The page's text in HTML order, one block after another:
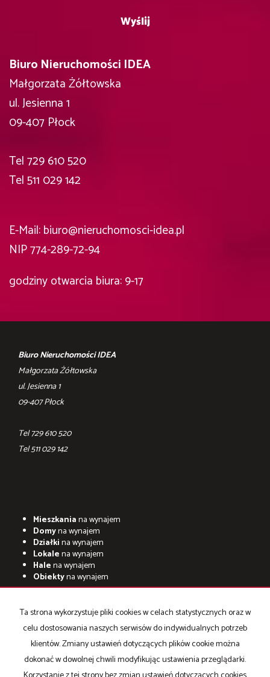
Biuro Nieruchomości IDEA
Małgorzata Żółtowska
ul. Jesienna 1
09-407 Płock
Tel 729 610 520
Tel ‎511 029 142
E-Mail: biuro@nieruchomosci-idea.pl
NIP 774-289-72-94
godziny otwarcia biura: 9-17
Biuro Nieruchomości IDEA
Małgorzata Żółtowska
ul. Jesienna 1
09-407 Płock
Tel 729 610 520
Tel ‎511 029 142
Mieszkaniana wynajem
Domyna wynajem
Działkina wynajem
Lokalena wynajem
Halena wynajem
Obiektyna wynajem
Domyna sprzedaż
Działkina sprzedaż
Lokalena sprzedaż
Halena sprzedaż
Obiekty na sprzedaż
Ta strona wykorzystuje pliki cookies w celach statystycznych oraz w
celu dostosowania naszych serwisów do indywidualnych potrzeb
klientów. Zmiany ustawień dotyczących plików cookie można
dokonać w dowolnej chwili modyfikując ustawienia przeglądarki.